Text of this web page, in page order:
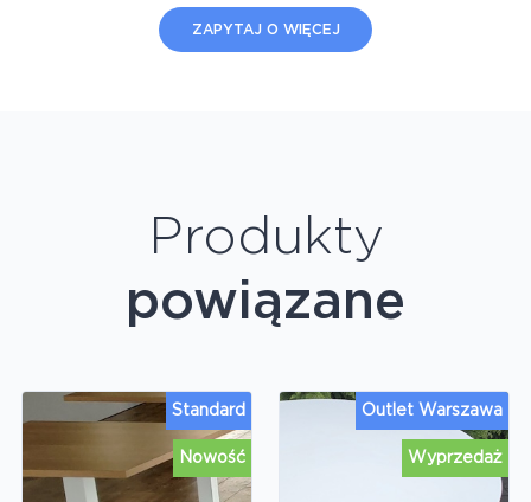
ZAPYTAJ O WIĘCEJ
Produkty
powiązane
Nowość
Standard
Wyprzedaż
Outlet Warszawa